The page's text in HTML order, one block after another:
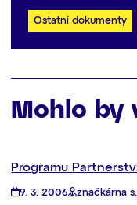
Ostatní dokumenty
Mohlo by
Programu
9. 3. 2006 značkárna